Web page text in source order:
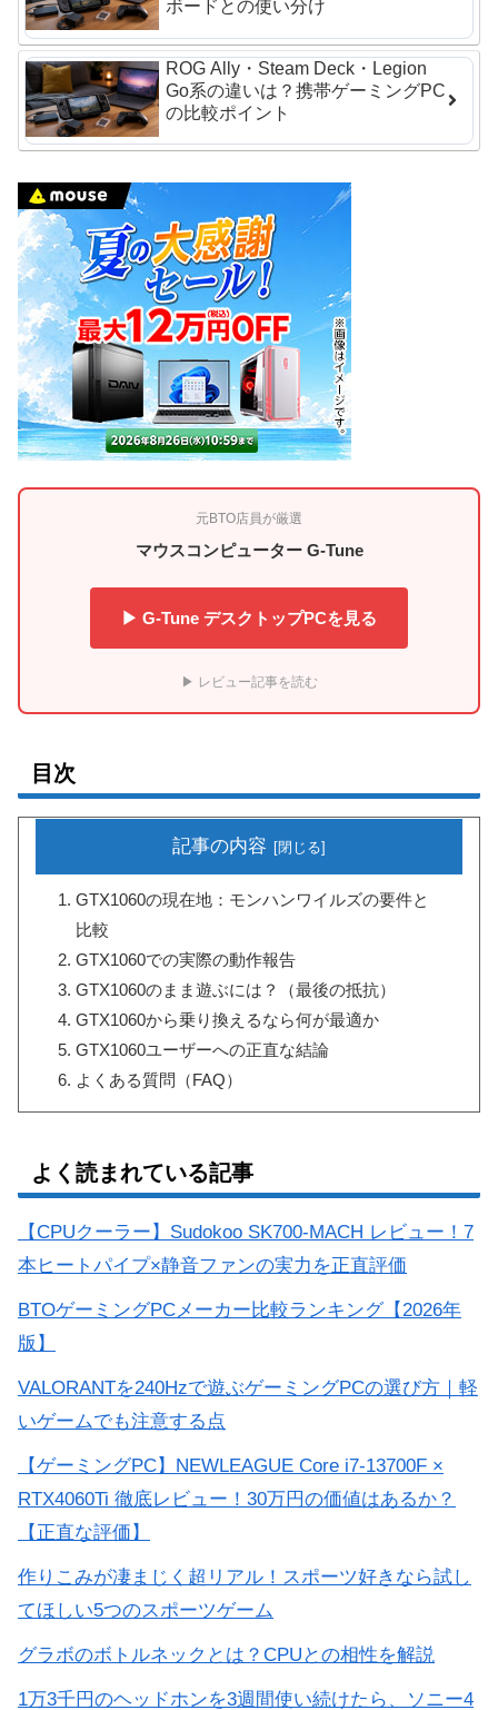
ボードとの使い分け
ROG Ally・Steam Deck・Legion
Go系の違いは？携帯ゲーミングPC
の比較ポイント
元BTO店員が厳選
マウスコンピューター G-Tune
▶ G-Tune デスクトップPCを見る
▶ レビュー記事を読む
目次
記事の内容
GTX1060の現在地：モンハンワイルズの要件と
比較
GTX1060での実際の動作報告
GTX1060のまま遊ぶには？（最後の抵抗）
GTX1060から乗り換えるなら何が最適か
GTX1060ユーザーへの正直な結論
よくある質問（FAQ）
よく読まれている記事
【CPUクーラー】Sudokoo SK700-MACH レビュー！7
本ヒートパイプ×静音ファンの実力を正直評価
BTOゲーミングPCメーカー比較ランキング【2026年
版】
VALORANTを240Hzで遊ぶゲーミングPCの選び方｜軽
いゲームでも注意する点
【ゲーミングPC】NEWLEAGUE Core i7-13700F ×
RTX4060Ti 徹底レビュー！30万円の価値はあるか？
【正直な評価】
作りこみが凄まじく超リアル！スポーツ好きなら試し
てほしい5つのスポーツゲーム
グラボのボトルネックとは？CPUとの相性を解説
1万3千円のヘッドホンを3週間使い続けたら、ソニー4